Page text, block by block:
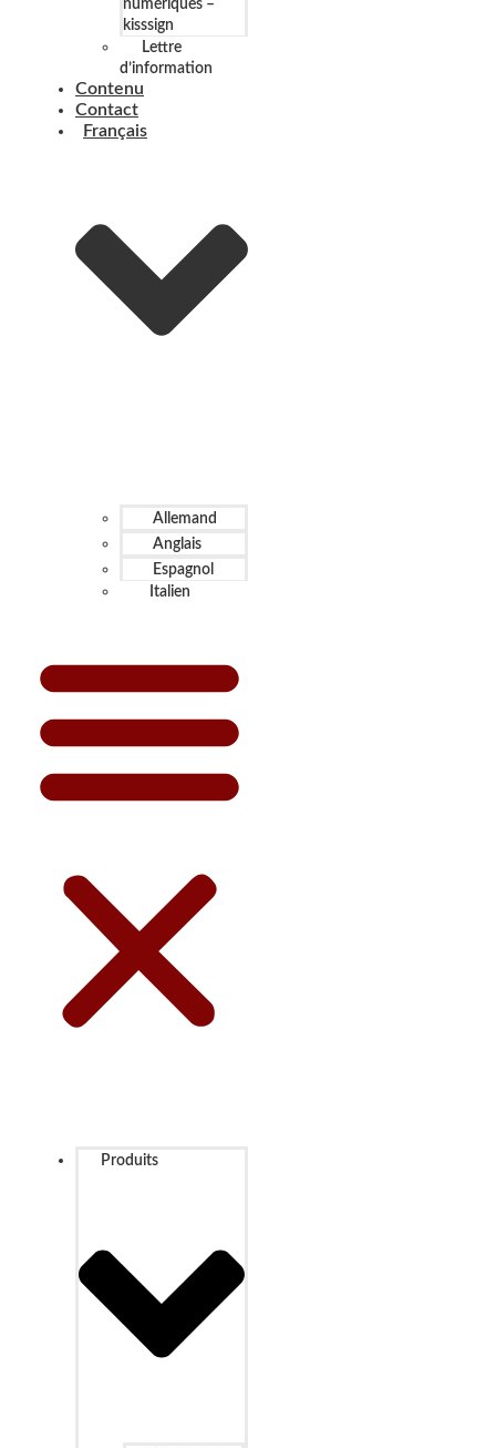
numériques –
kisssign
Lettre
d’information
Contenu
Contact
Français
Allemand
Anglais
Espagnol
Italien
Produits